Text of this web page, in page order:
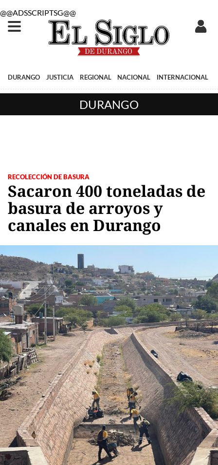
@@ADSSCRIPTSG@@
DURANGO JUSTICIA REGIONAL NACIONAL INTERNACIONAL
DURANGO
RECOLECCIÓN DE BASURA
Sacaron 400 toneladas de
basura de arroyos y
canales en Durango